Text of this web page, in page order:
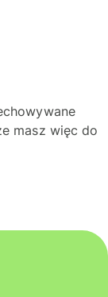
masz więc do